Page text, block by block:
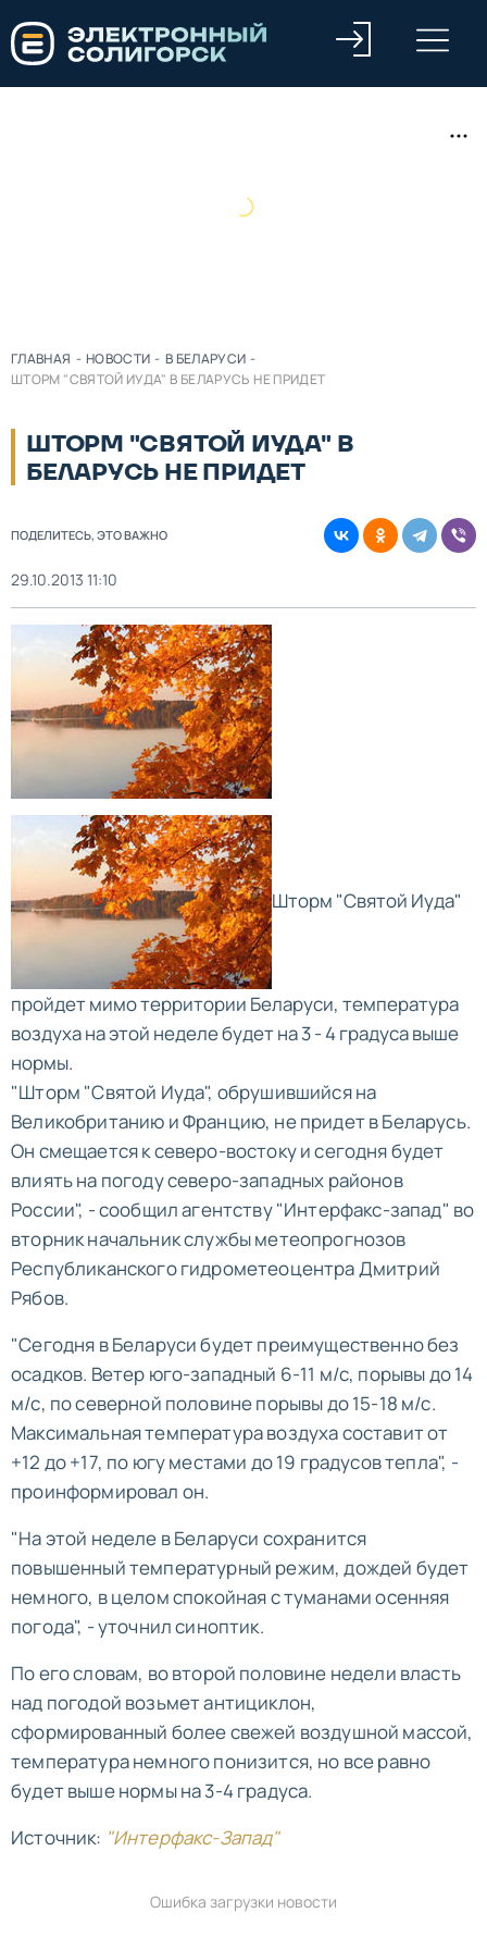
ГЛАВНАЯ - НОВОСТИ - В БЕЛАРУСИ -
ШТОРМ "СВЯТОЙ ИУДА" В БЕЛАРУСЬ НЕ ПРИДЕТ
ШТОРМ "СВЯТОЙ ИУДА" В
БЕЛАРУСЬ НЕ ПРИДЕТ
ПОДЕЛИТЕСЬ, ЭТО ВАЖНО
29.10.2013 11:10
Шторм "Святой Иуда"
пройдет мимо территории Беларуси, температура
воздуха на этой неделе будет на 3 - 4 градуса выше
нормы.
"Шторм "Святой Иуда", обрушившийся на
Великобританию и Францию, не придет в Беларусь.
Он смещается к северо-востоку и сегодня будет
влиять на погоду северо-западных районов
России", - сообщил агентству "Интерфакс-запад" во
вторник начальник службы метеопрогнозов
Республиканского гидрометеоцентра Дмитрий
Рябов.
"Сегодня в Беларуси будет преимущественно без
осадков. Ветер юго-западный 6-11 м/с, порывы до 14
м/с, по северной половине порывы до 15-18 м/с.
Максимальная температура воздуха составит от
+12 до +17, по югу местами до 19 градусов тепла", -
проинформировал он.
"На этой неделе в Беларуси сохранится
повышенный температурный режим, дождей будет
немного, в целом спокойная с туманами осенняя
погода", - уточнил синоптик.
По его словам, во второй половине недели власть
над погодой возьмет антициклон,
сформированный более свежей воздушной массой,
температура немного понизится, но все равно
будет выше нормы на 3-4 градуса.
Источник: "Интерфакс-Запад"
Ошибка загрузки новости